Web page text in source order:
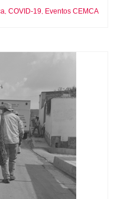
, COVID-19, Eventos CEMCA